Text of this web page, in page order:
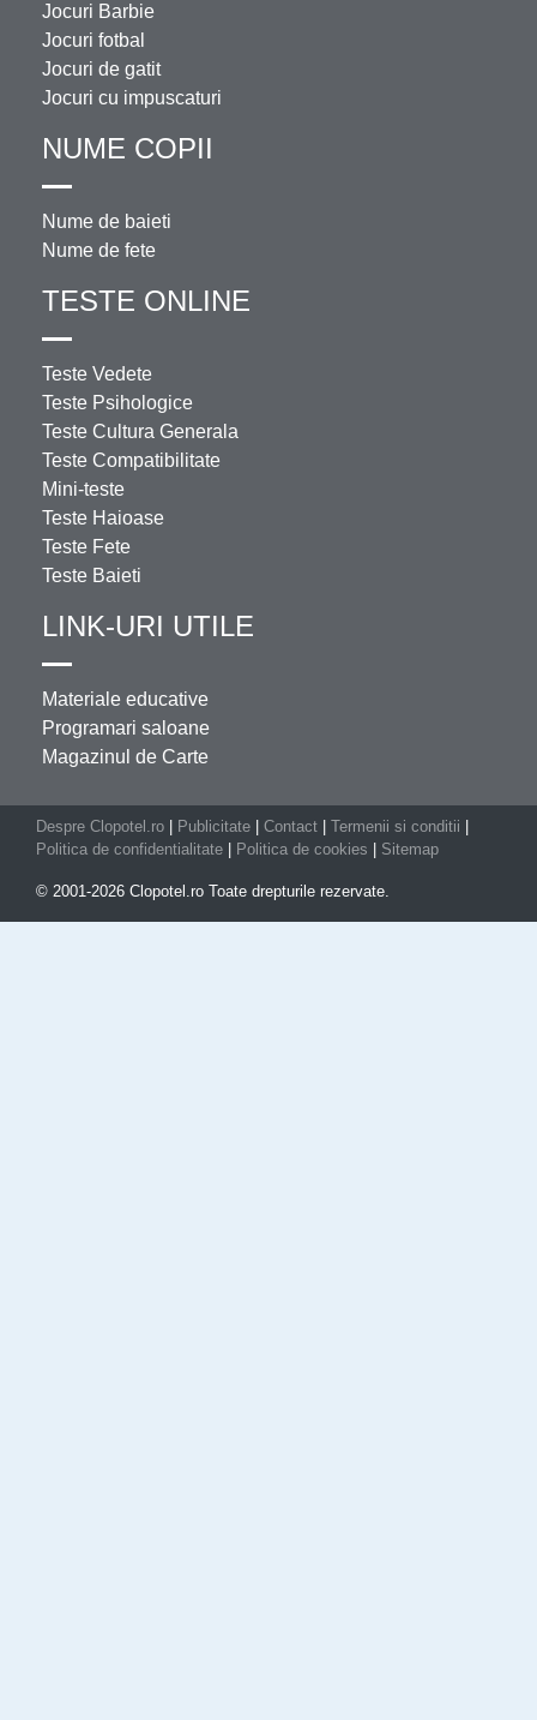
Jocuri Barbie
Jocuri fotbal
Jocuri de gatit
Jocuri cu impuscaturi
NUME COPII
Nume de baieti
Nume de fete
TESTE ONLINE
Teste Vedete
Teste Psihologice
Teste Cultura Generala
Teste Compatibilitate
Mini-teste
Teste Haioase
Teste Fete
Teste Baieti
LINK-URI UTILE
Materiale educative
Programari saloane
Magazinul de Carte
Despre Clopotel.ro Publicitate Contact Termenii si conditii
Politica de confidentialitate
Politica de cookies Sitemap
© 2001-2026 Clopotel.ro Toate drepturile rezervate.